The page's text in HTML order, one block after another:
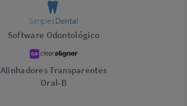
Software Odontológico
Alinhadores Transparentes
Oral-B